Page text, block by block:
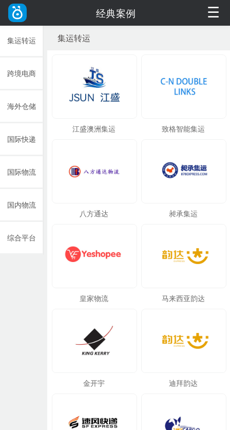
经典案例 ☰
集运转运
跨境电商
海外仓储
国际快递
国际物流
国内物流
综合平台
集运转运
江盛澳洲集运 致格智能集运
八方通达 昶承集运
皇家物流 马来西亚韵达
金开宇 迪拜韵达